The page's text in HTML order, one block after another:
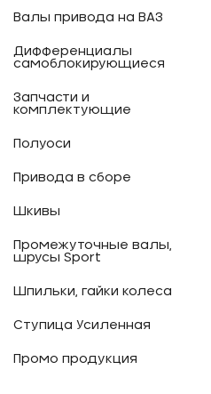
Валы привода на ВАЗ
Дифференциалы
самоблокирующиеся
Запчасти и
комплектующие
Полуоси
Привода в сборе
Шкивы
Промежуточные валы,
шрусы Sport
Шпильки, гайки колеса
Ступица Усиленная
Промо продукция